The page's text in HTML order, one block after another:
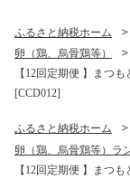
おいしい 海の幸 海
類 カルパッチョ 鯛
料理 お刺身 タイ 真
ふるさと納税ホーム
卵（鶏、烏骨鶏等）
【12回定期便 】まつ
[CCD012]
ふるさと納税ホーム
卵（鶏、烏骨鶏等）ラ
【12回定期便 】まつ